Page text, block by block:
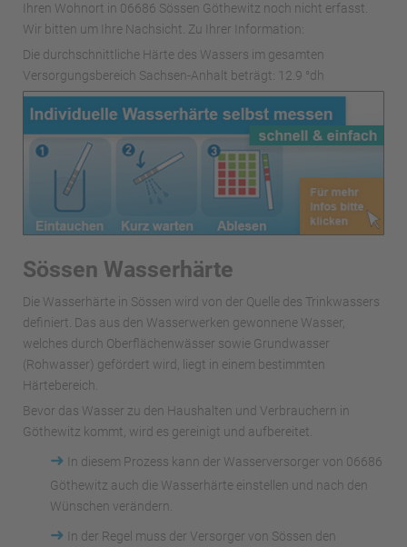
Ihren Wohnort in 06686 Sössen Göthewitz noch nicht erfasst.
Wir bitten um Ihre Nachsicht. Zu Ihrer Information:
Die durchschnittliche Härte des Wassers im gesamten
Versorgungsbereich Sachsen-Anhalt beträgt: 12.9 °dh
Sössen Wasserhärte
Die Wasserhärte in Sössen wird von der Quelle des Trinkwassers
definiert. Das aus den Wasserwerken gewonnene Wasser,
welches durch Oberflächenwässer sowie Grundwasser
(Rohwasser) gefördert wird, liegt in einem bestimmten
Härtebereich.
Bevor das Wasser zu den Haushalten und Verbrauchern in
Göthewitz kommt, wird es gereinigt und aufbereitet.
➜
In diesem Prozess kann der Wasserversorger von 06686
Göthewitz auch die Wasserhärte einstellen und nach den
Wünschen verändern.
➜
In der Regel muss der Versorger von Sössen den